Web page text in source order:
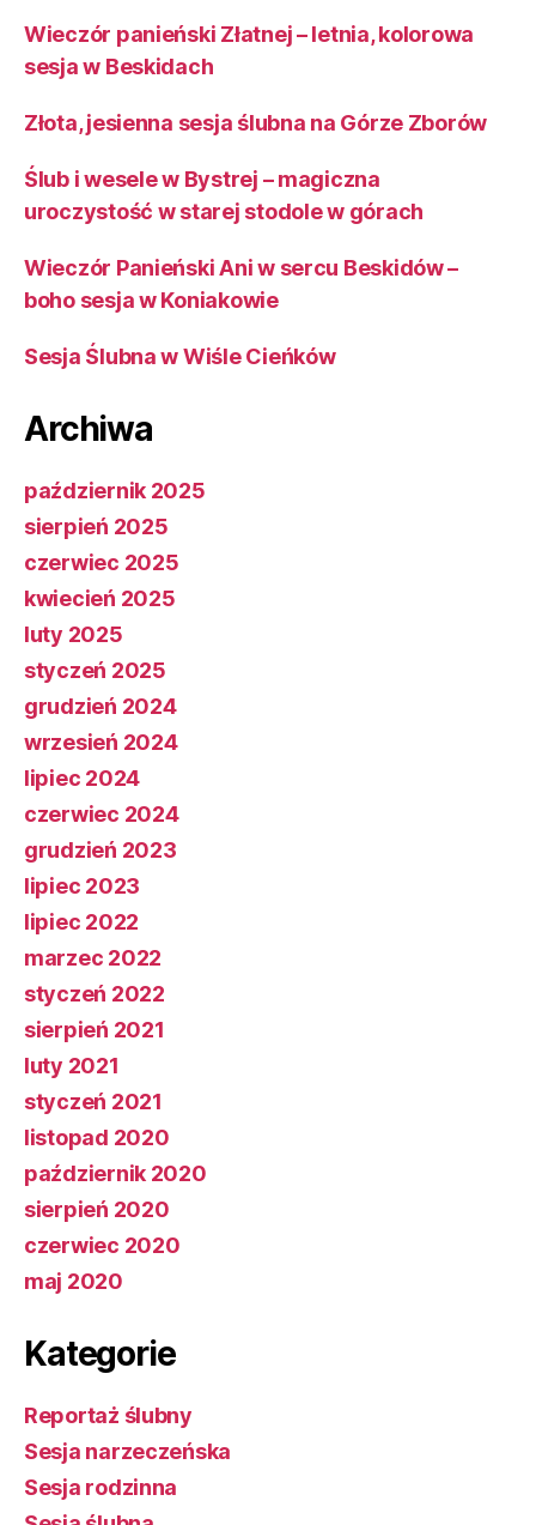
Wieczór panieński Złatnej – letnia, kolorowa
sesja w Beskidach
Złota, jesienna sesja ślubna na Górze Zborów
Ślub i wesele w Bystrej – magiczna
uroczystość w starej stodole w górach
Wieczór Panieński Ani w sercu Beskidów –
boho sesja w Koniakowie
Sesja Ślubna w Wiśle Cieńków
Archiwa
październik 2025
sierpień 2025
czerwiec 2025
kwiecień 2025
luty 2025
styczeń 2025
grudzień 2024
wrzesień 2024
lipiec 2024
czerwiec 2024
grudzień 2023
lipiec 2023
lipiec 2022
marzec 2022
styczeń 2022
sierpień 2021
luty 2021
styczeń 2021
listopad 2020
październik 2020
sierpień 2020
czerwiec 2020
maj 2020
Kategorie
Reportaż ślubny
Sesja narzeczeńska
Sesja rodzinna